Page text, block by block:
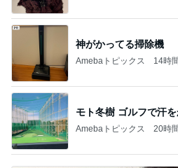
神がかってる掃除機
Amebaトピックス 14時
モト冬樹 ゴルフで汗
Amebaトピックス 20時